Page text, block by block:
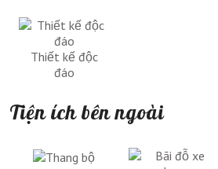
Thiết kế độc
đáo
Tiện ích bên ngoài